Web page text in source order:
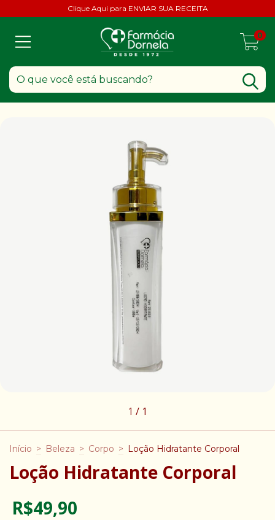
Clique Aqui para ENVIAR SUA RECEITA
0
1 / 1
Início > Beleza > Corpo > Loção Hidratante Corporal
Loção Hidratante Corporal
R$49,90